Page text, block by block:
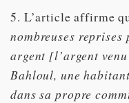
5. L’article affirme
nombreuses
argent [l’argent
Bahloul, une
dans sa propre